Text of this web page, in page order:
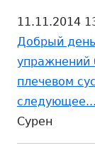
11.11.2014
Добрый
упражнений
плечевом
Сурен